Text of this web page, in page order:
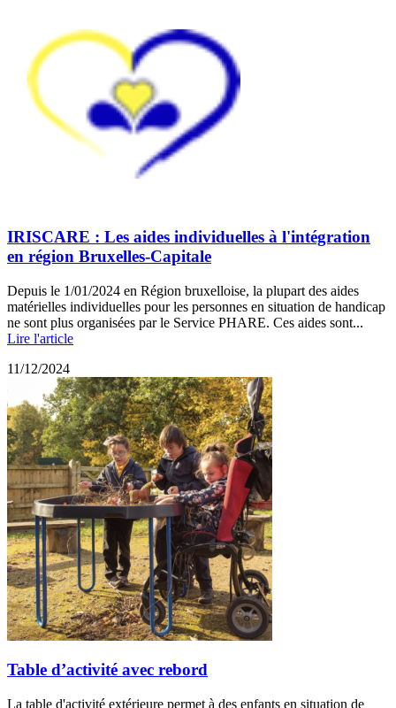
IRISCARE : Les aides individuelles à l'intégration
en région Bruxelles-Capitale
Depuis le 1/01/2024 en Région bruxelloise, la plupart des aides
matérielles individuelles pour les personnes en situation de handicap
ne sont plus organisées par le Service PHARE. Ces aides sont...
Lire l'article
11/12/2024
Table d’activité avec rebord
La table d'activité extérieure permet à des enfants en situation de